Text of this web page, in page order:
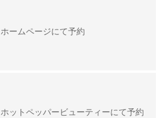
ホームページにて予約
ホットペッパービューティーにて予約